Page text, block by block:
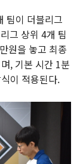
이 더블리그
그 상위 4개 팀
원을 놓고 최종
, 기본 시간 1분
이 적용된다.